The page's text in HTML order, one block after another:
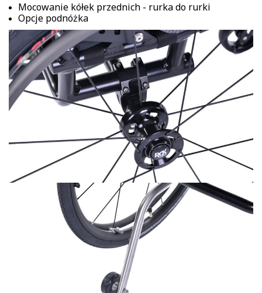
Mocowanie kółek przednich - rurka do rurki
Opcje podnóżka